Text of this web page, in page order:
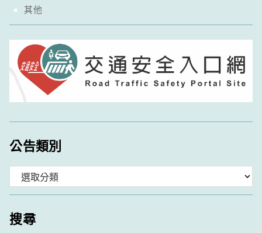
其他
公告類別
類
搜尋